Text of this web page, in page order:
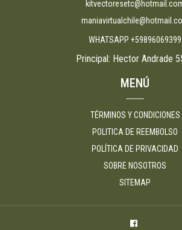
WHATSAPP +59896069399
Principal: Hector Andrade
MENÚ
TÉRMINOS Y CONDICIONES
POLITICA DE REEMBOLSO
POLÍTICA DE PRIVACIDAD
SOBRE NOSOTROS
SITEMAP